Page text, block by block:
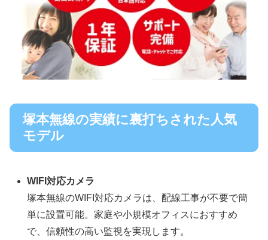
塚本無線の実績に裏打ちされた人気
モデル
WIFI対応カメラ
塚本無線のWIFI対応カメラは、配線工事が不要で簡
単に設置可能。家庭や小規模オフィスにおすすめ
で、信頼性の高い監視を実現します。